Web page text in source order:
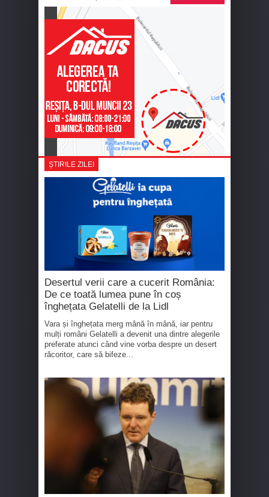
ȘTIRILE ZILEI
Desertul verii care a cucerit România:
De ce toată lumea pune în coș
înghețata Gelatelli de la Lidl
Vara și înghețata merg mână în mână, iar pentru
mulți români Gelatelli a devenit una dintre alegerile
preferate atunci când vine vorba despre un desert
răcoritor, care să bifeze...